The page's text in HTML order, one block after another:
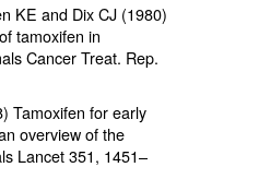
KE and Dix CJ (1980)
tamoxifen in
Cancer Treat. Rep.
Tamoxifen for early
overview of the
Lancet 351, 1451–